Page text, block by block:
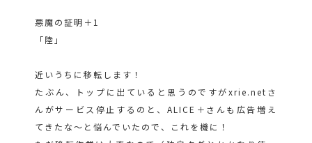
悪魔の証明＋1
「陸」
近いうちに移転します！
たぶん、トップに出ていると思うのですがxrie.netさ
んがサービス停止するのと、ALICE＋さんも広告増え
てきたな～と悩んでいたので、これを機に！